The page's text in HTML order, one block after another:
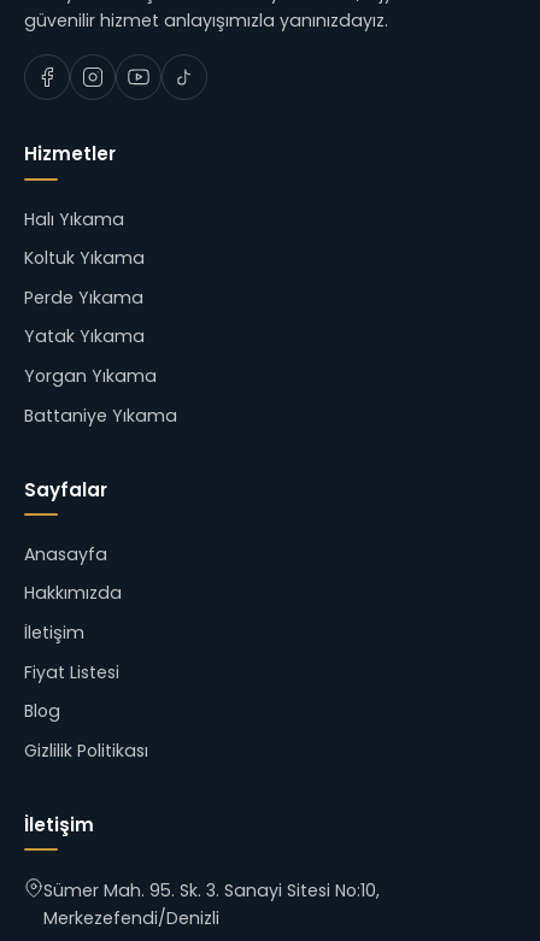
güvenilir hizmet anlayışımızla yanınızdayız.
Hizmetler
Halı Yıkama
Koltuk Yıkama
Perde Yıkama
Yatak Yıkama
Yorgan Yıkama
Battaniye Yıkama
Sayfalar
Anasayfa
Hakkımızda
İletişim
Fiyat Listesi
Blog
Gizlilik Politikası
İletişim
Sümer Mah. 95. Sk. 3. Sanayi Sitesi No:10,
Merkezefendi/Denizli